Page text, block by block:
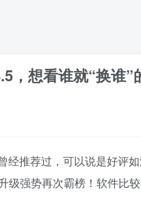
，想看谁就“换谁”
经推荐过，可以说是好评
级强势再次霸榜！软件比